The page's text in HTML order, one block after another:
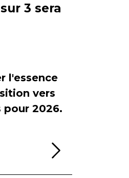
3 sera
l'essence
vers
pour 2026.